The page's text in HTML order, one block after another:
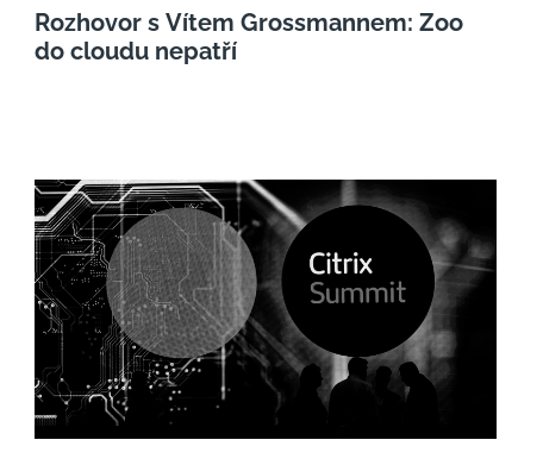
Rozhovor s Vítem Grossmannem: Zoo
do cloudu nepatří